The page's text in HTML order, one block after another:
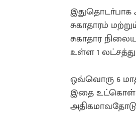
இதுதொடா்பாக
சுகாதாரம்
சுகாதார
உள்ள 1
ஒவ்வொரு 6
இதை